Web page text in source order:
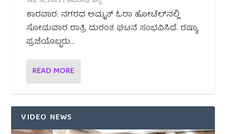
ಕಾರವಾರ: ನಗರದ ಅಮೃತ್ ಓರಾ ಹೋಟೆಲ್‌ನಲ್ಲಿ
ಸೋಮವಾರ ರಾತ್ರಿ ದುರಂತ ಘಟನೆ ಸಂಭವಿಸಿದೆ. ರಷ್ಯಾ
ಪ್ರಜೆಯೊಬ್ಬರು...
READ MORE
VIDEO NEWS